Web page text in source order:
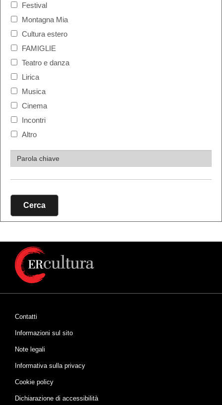
Festival
Montagna Mia
Cultura estero
FAMIGLIE
Teatro e danza
Lirica
Musica
Cinema
Incontri
Altro
Cerca
Contatti
Informazioni sul sito
Note legali
Informativa sulla privacy
Cookie policy
Dichiarazione di accessibilità